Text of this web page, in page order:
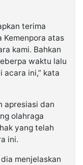
terima
Kemenpora atas
kami. Bahkan
waktu lalu
ini,” kata
apresiasi dan
olahraga
yang telah
ini.
menjelaskan